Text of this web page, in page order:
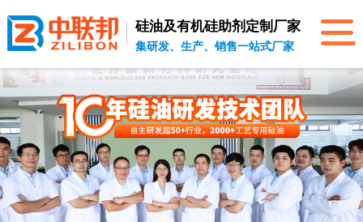
硅油及有机硅助剂 定制厂家
集研发、生产、销售一站式厂家